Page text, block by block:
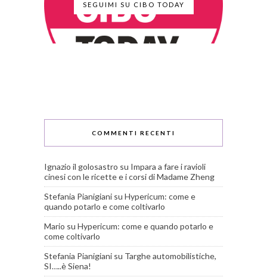
SEGUIMI SU CIBO TODAY
COMMENTI RECENTI
Ignazio il golosastro su Impara a fare i ravioli
cinesi con le ricette e i corsi di Madame Zheng
Stefania Pianigiani su Hypericum: come e
quando potarlo e come coltivarlo
Mario su Hypericum: come e quando potarlo e
come coltivarlo
Stefania Pianigiani su Targhe automobilistiche,
SI…..è Siena!